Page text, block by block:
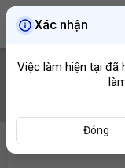
Xác nhận
Việc làm hiện tại đã
Đóng